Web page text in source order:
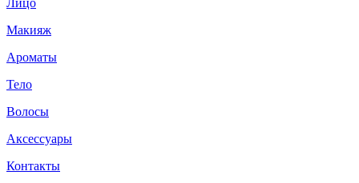
Лицо
Макияж
Ароматы
Тело
Волосы
Аксессуары
Контакты